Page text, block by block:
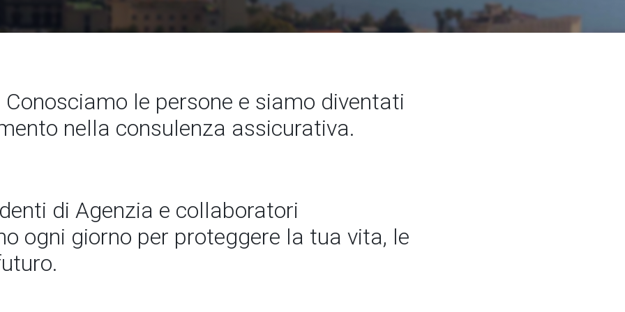
le persone e siamo diventati
nella consulenza assicurativa.
di Agenzia e collaboratori
ogni giorno per proteggere la tua vita, le